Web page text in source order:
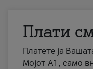
Плати
Платете ја
Мојот А1, само